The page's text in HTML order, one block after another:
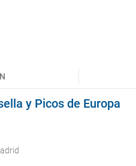
y Picos de Europa